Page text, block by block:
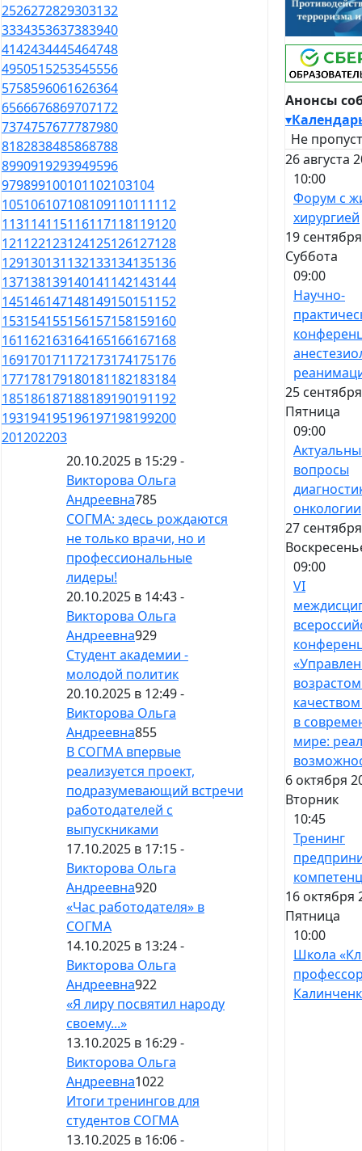
2526272829303132
3334353637383940
4142434445464748
4950515253545556
5758596061626364
6566676869707172
7374757677787980
8182838485868788
8990919293949596
979899100101102103104
105106107108109110111112
113114115116117118119120
121122123124125126127128
129130131132133134135136
137138139140141142143144
145146147148149150151152
153154155156157158159160
161162163164165166167168
169170171172173174175176
177178179180181182183184
185186187188189190191192
193194195196197198199200
201202203
20.10.2025 в 15:29 -
Викторова Ольга
Андреевна785
СОГМА: здесь рождаются
не только врачи, но и
профессиональные
лидеры!
20.10.2025 в 14:43 -
Викторова Ольга
Андреевна929
Студент академии -
молодой политик
20.10.2025 в 12:49 -
Викторова Ольга
Андреевна855
В СОГМА впервые
реализуется проект,
подразумевающий встречи
работодателей с
выпускниками
17.10.2025 в 17:15 -
Викторова Ольга
Андреевна920
«Час работодателя» в
СОГМА
14.10.2025 в 13:24 -
Викторова Ольга
Андреевна922
«Я лиру посвятил народу
своему...»
13.10.2025 в 16:29 -
Викторова Ольга
Андреевна1022
Итоги тренингов для
студентов СОГМА
13.10.2025 в 16:06 -
Анонсы
▾
Не
26 августа
10:00
Форум с
хирургией
19
Суббота
09:00
Научно-
25
Пятница
09:00
вопросы
онкологии
27
09:00
VI
в
мире:
6 октября
Вторник
10:45
Тренинг
16 октября
Пятница
10:00
Школа